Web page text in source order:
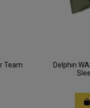
Team
Delphin